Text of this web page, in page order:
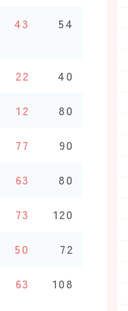
43 54
22 40
12 80
77 90
63 80
73 120
50 72
63 108